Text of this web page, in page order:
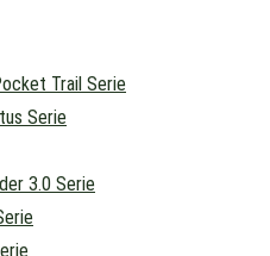
Trail Serie
Serie
3.0 Serie